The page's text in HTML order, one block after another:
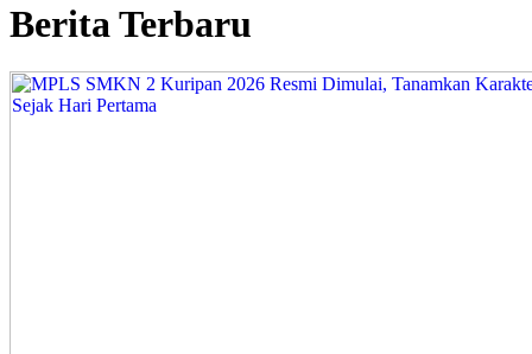
Berita Terbaru